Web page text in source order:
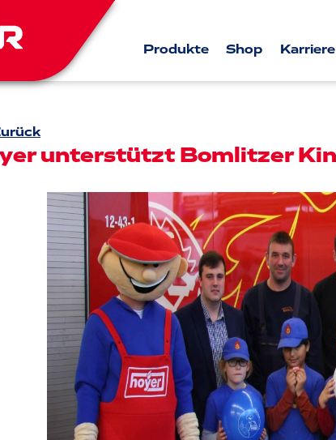
Produkte Shop Karriere
unterstützt Bomlitzer